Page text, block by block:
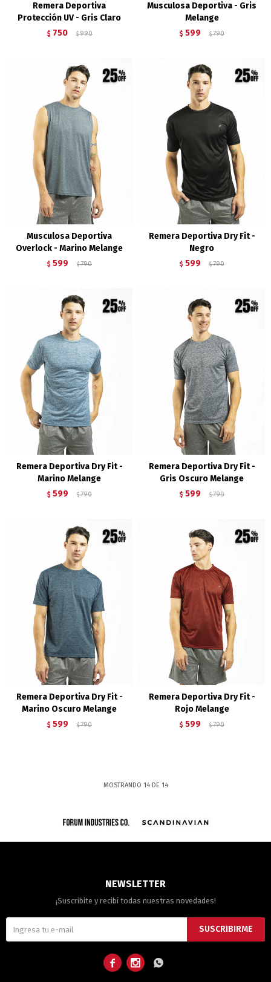
Remera Deportiva
Protección UV - Gris Claro
$ 750 $ 990
Musculosa Deportiva - Gris
Melange
$ 599 $ 790
Musculosa Deportiva
Overlock - Marino Melange
$ 599 $ 790
Remera Deportiva Dry Fit -
Negro
$ 599 $ 790
Remera Deportiva Dry Fit -
Marino Melange
$ 599 $ 790
Remera Deportiva Dry Fit -
Gris Oscuro Melange
$ 599 $ 790
Remera Deportiva Dry Fit -
Marino Oscuro Melange
$ 599 $ 790
Remera Deportiva Dry Fit -
Rojo Melange
$ 599 $ 790
MOSTRANDO 14DE 14
NEWSLETTER
¡Suscribite y recibí todas nuestras novedades!
SUSCRIBIRME
  